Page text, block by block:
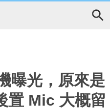
曝光，原來是
置 Mic 大概留